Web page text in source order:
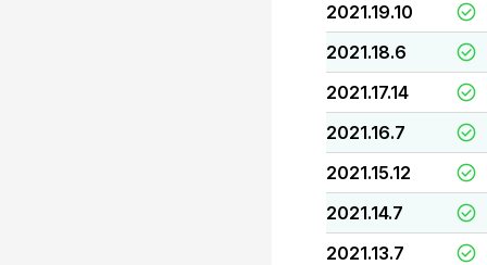
2021.19.10
2021.18.6
2021.17.14
2021.16.7
2021.15.12
2021.14.7
2021.13.7